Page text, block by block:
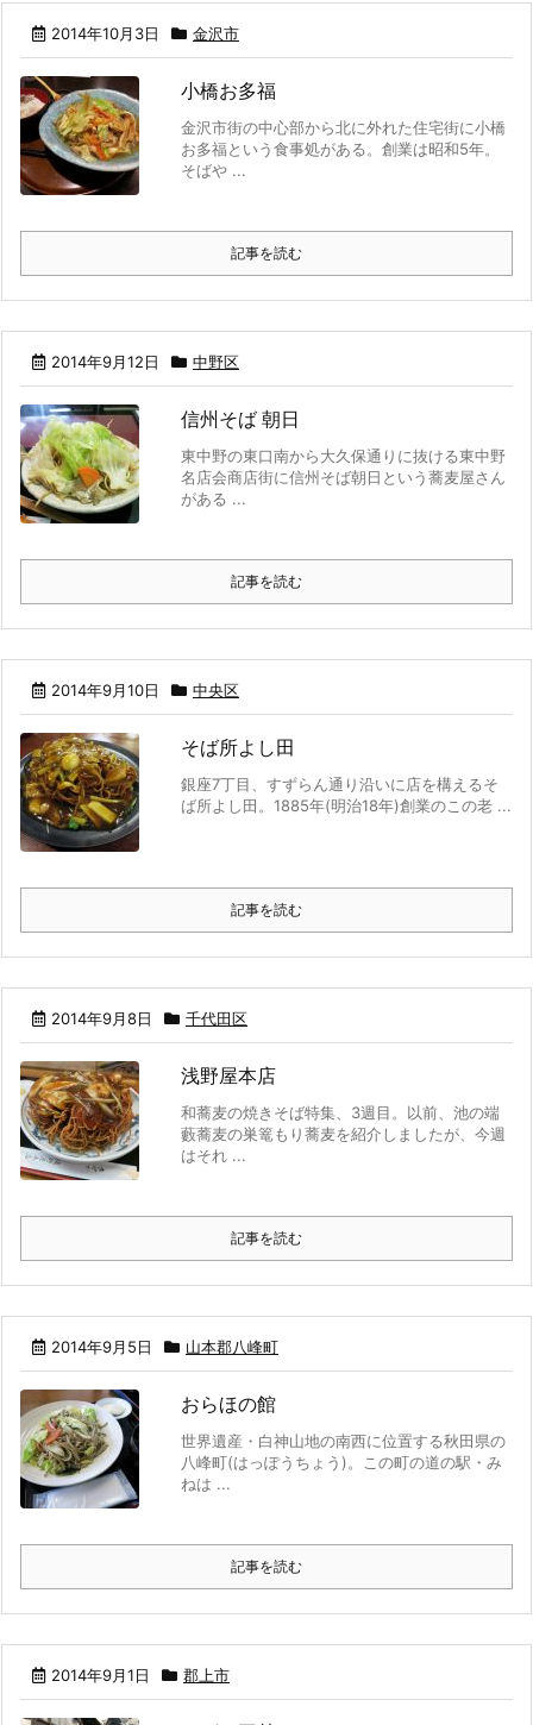
2014年10月3日 金沢市
小橋お多福
金沢市街の中心部から北に外れた住宅街に小橋
お多福という食事処がある。創業は昭和5年。
そばや ...
記事を読む
2014年9月12日 中野区
信州そば 朝日
東中野の東口南から大久保通りに抜ける東中野
名店会商店街に信州そば朝日という蕎麦屋さん
がある ...
記事を読む
2014年9月10日 中央区
そば所よし田
銀座7丁目、すずらん通り沿いに店を構えるそ
ば所よし田。1885年(明治18年)創業のこの老 ...
記事を読む
2014年9月8日 千代田区
浅野屋本店
和蕎麦の焼きそば特集、3週目。以前、池の端
藪蕎麦の巣篭もり蕎麦を紹介しましたが、今週
はそれ ...
記事を読む
2014年9月5日 山本郡八峰町
おらほの館
世界遺産・白神山地の南西に位置する秋田県の
八峰町(はっぽうちょう)。この町の道の駅・み
ねは ...
記事を読む
2014年9月1日 郡上市